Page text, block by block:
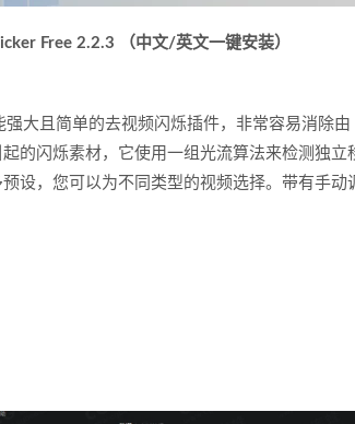
Free 2.2.3 （中文/英文一键安装）
强大且简单的去视频闪烁插件，非常容易消除
的闪烁素材，它使用一组光流算法来检测独立
设，您可以为不同类型的视频选择。带有手动